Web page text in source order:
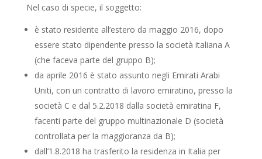
Nel caso di specie, il soggetto:
è stato residente all’estero da maggio 2016, dopo
essere stato dipendente presso la società italiana A
(che faceva parte del gruppo B);
da aprile 2016 è stato assunto negli Emirati Arabi
Uniti, con un contratto di lavoro emiratino, presso la
società C e dal 5.2.2018 dalla società emiratina F,
facenti parte del gruppo multinazionale D (società
controllata per la maggioranza da B);
dall’1.8.2018 ha trasferito la residenza in Italia per